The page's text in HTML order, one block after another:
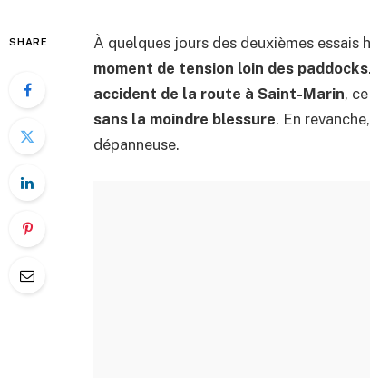
SHARE À quelques jours des deuxièmes essais
moment de tension loin des paddocks
accident de la route à Saint-Marin,
sans la moindre blessure. En
dépanneuse.